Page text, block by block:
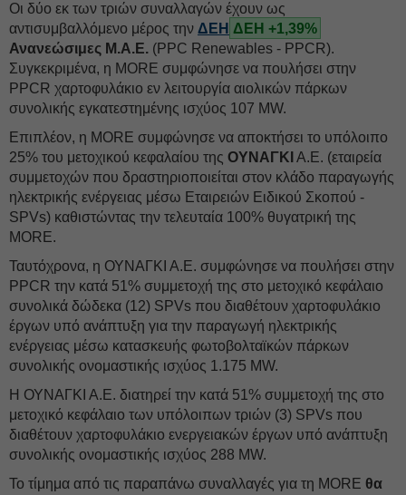
Οι δύο εκ των τριών συναλλαγών έχουν ως
αντισυμβαλλόμενο μέρος την ΔΕΗ ΔΕΗ +1,39%
Ανανεώσιμες Μ.Α.Ε. (PPC Renewables - PPCR).
Συγκεκριμένα, η MORE συμφώνησε να πουλήσει στην
PPCR χαρτοφυλάκιο εν λειτουργία αιολικών πάρκων
συνολικής εγκατεστημένης ισχύος 107 MW.
Επιπλέον, η MORE συμφώνησε να αποκτήσει το υπόλοιπο
25% του μετοχικού κεφαλαίου της ΟΥΝΑΓΚΙ Α.Ε. (εταιρεία
συμμετοχών που δραστηριοποιείται στον κλάδο παραγωγής
ηλεκτρικής ενέργειας μέσω Εταιρειών Ειδικού Σκοπού -
SPVs) καθιστώντας την τελευταία 100% θυγατρική της
MORE.
Ταυτόχρονα, η ΟΥΝΑΓΚΙ Α.Ε. συμφώνησε να πουλήσει στην
PPCR την κατά 51% συμμετοχή της στο μετοχικό κεφάλαιο
συνολικά δώδεκα (12) SPVs που διαθέτουν χαρτοφυλάκιο
έργων υπό ανάπτυξη για την παραγωγή ηλεκτρικής
ενέργειας μέσω κατασκευής φωτοβολταϊκών πάρκων
συνολικής ονομαστικής ισχύος 1.175 MW.
Η ΟΥΝΑΓΚΙ Α.Ε. διατηρεί την κατά 51% συμμετοχή της στο
μετοχικό κεφάλαιο των υπόλοιπων τριών (3) SPVs που
διαθέτουν χαρτοφυλάκιο ενεργειακών έργων υπό ανάπτυξη
συνολικής ονομαστικής ισχύος 288 MW.
Το τίμημα από τις παραπάνω συναλλαγές για τη MORE θα